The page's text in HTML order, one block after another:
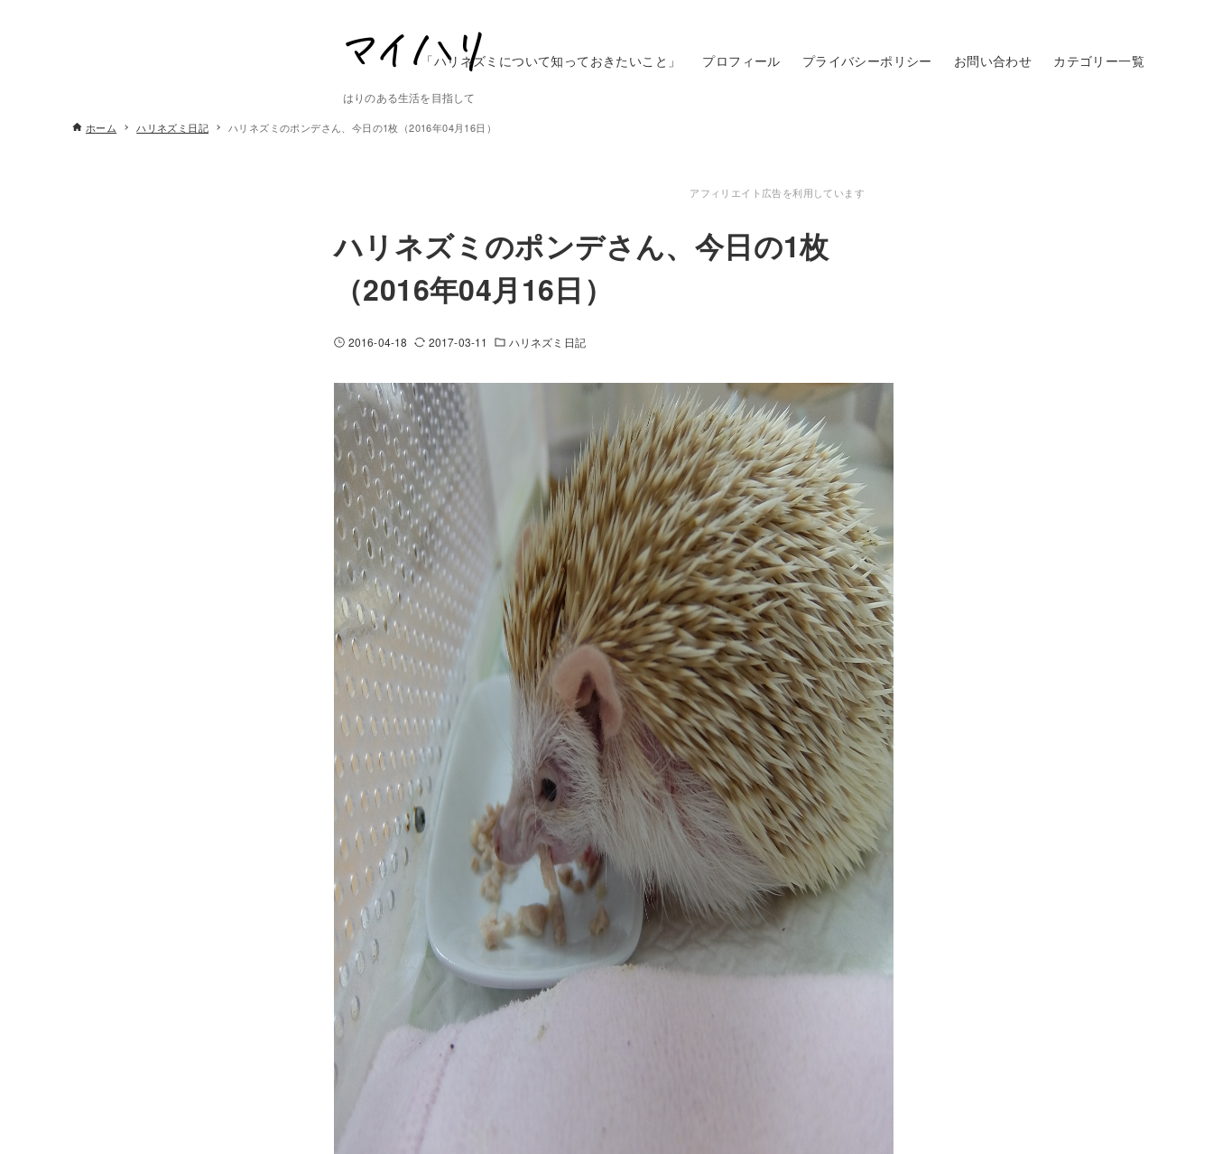
はりのある生活を目指して
「ハリネズミについて知っておきたいこと」 プロフィール プライバシーポリシー お問い合わせ カテゴリー一覧
ホーム ハリネズミ日記 ハリネズミのポンデさん、今日の1枚（2016年04月16日）
アフィリエイト広告を利用しています
ハリネズミのポンデさん、今日の1枚
（2016年04月16日）
2016-04-18 2017-03-11 ハリネズミ日記